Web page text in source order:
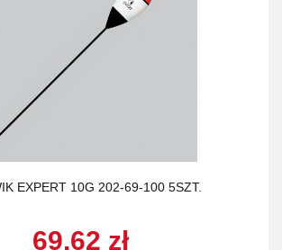
EXPERT 10G 202-69-100 5SZT.
69.62 zł